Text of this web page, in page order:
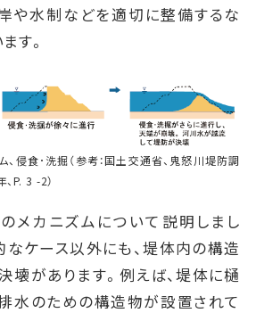
や水制などを適切に整備するな
す。
、侵食･洗掘（参考：国土交通省、鬼怒川堤防調
P. 3 -2）
メカニズムについて説明しまし
なケース以外にも、堤体内の構造
壊があります。例えば、堤体に樋
水のための構造物が設置されて